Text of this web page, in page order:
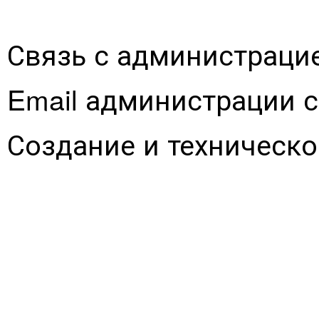
Связь с
Email администрации
Создание и